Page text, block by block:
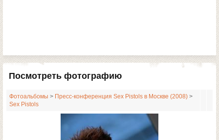
Посмотреть фотографию
Фотоальбомы > Пресс-конференция Sex Pistols в Москве (2008) >
Sex Pistols